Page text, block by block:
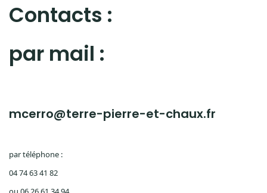
Contacts :
par mail :
mcerro@terre-pierre-et-chaux.fr
par téléphone :
04 74 63 41 82